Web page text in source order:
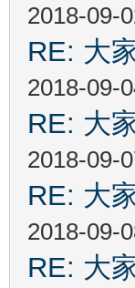
2018-09-
RE: 大
2018-09-
RE: 大
2018-09-
RE: 大
2018-09-
RE: 大